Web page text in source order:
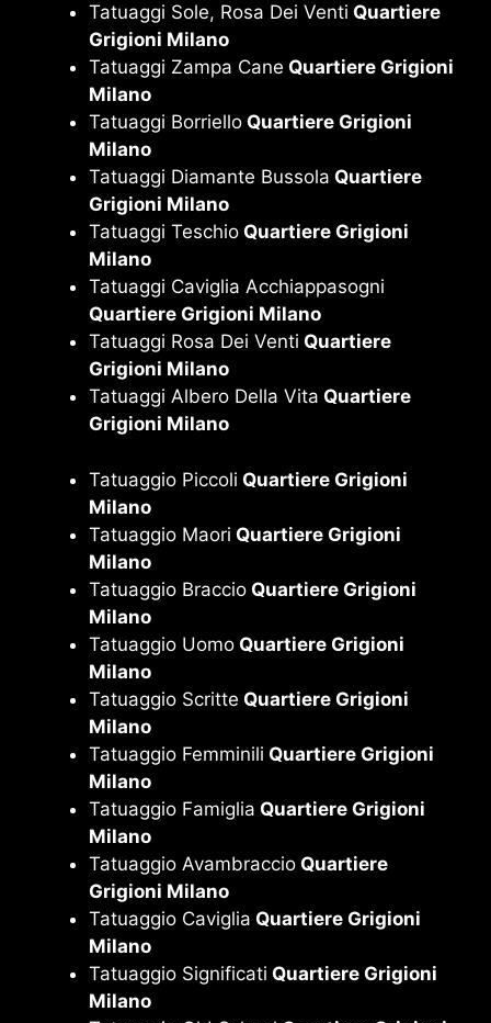
Tatuaggi Sole, Rosa Dei Venti Quartiere
Grigioni Milano
Tatuaggi Zampa Cane Quartiere Grigioni
Milano
Tatuaggi Borriello Quartiere Grigioni
Milano
Tatuaggi Diamante Bussola Quartiere
Grigioni Milano
Tatuaggi Teschio Quartiere Grigioni
Milano
Tatuaggi Caviglia Acchiappasogni
Quartiere Grigioni Milano
Tatuaggi Rosa Dei Venti Quartiere
Grigioni Milano
Tatuaggi Albero Della Vita Quartiere
Grigioni Milano
Tatuaggio Piccoli Quartiere Grigioni
Milano
Tatuaggio Maori Quartiere Grigioni
Milano
Tatuaggio Braccio Quartiere Grigioni
Milano
Tatuaggio Uomo Quartiere Grigioni
Milano
Tatuaggio Scritte Quartiere Grigioni
Milano
Tatuaggio Femminili Quartiere Grigioni
Milano
Tatuaggio Famiglia Quartiere Grigioni
Milano
Tatuaggio Avambraccio Quartiere
Grigioni Milano
Tatuaggio Caviglia Quartiere Grigioni
Milano
Tatuaggio Significati Quartiere Grigioni
Milano